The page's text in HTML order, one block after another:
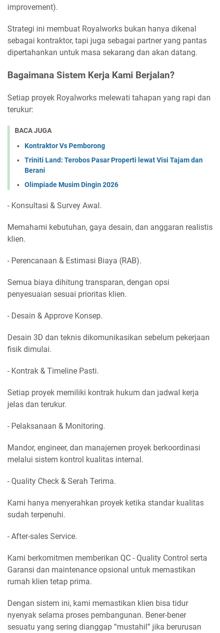
improvement).
Strategi ini membuat Royalworks bukan hanya dikenal
sebagai kontraktor, tapi juga sebagai partner yang pantas
dipertahankan untuk masa sekarang dan akan datang.
Bagaimana Sistem Kerja Kami Berjalan?
Setiap proyek Royalworks melewati tahapan yang rapi dan
terukur:
BACA JUGA
Kontraktor Vs Pemborong
Triniti Land: Terobos Pasar Properti lewat Visi Tajam dan
Berani
Olimpiade Musim Dingin 2026
- Konsultasi & Survey Awal.
Memahami kebutuhan, gaya desain, dan anggaran realistis
klien.
- Perencanaan & Estimasi Biaya (RAB).
Semua biaya dihitung transparan, dengan opsi
penyesuaian sesuai prioritas klien.
- Desain & Approve Konsep.
Desain 3D dan teknis dikomunikasikan sebelum pekerjaan
fisik dimulai.
- Kontrak & Timeline Pasti.
Setiap proyek memiliki kontrak hukum dan jadwal kerja
jelas dan terukur.
- Pelaksanaan & Monitoring.
Mandor, engineer, dan manajemen proyek berkoordinasi
melalui sistem kontrol kualitas internal.
- Quality Check & Serah Terima.
Kami hanya menyerahkan proyek ketika standar kualitas
sudah terpenuhi.
- After-sales Service.
Kami berkomitmen memberikan QC - Quality Control serta
Garansi dan maintenance opsional untuk memastikan
rumah klien tetap prima.
Dengan sistem ini, kami memastikan klien bisa tidur
nyenyak selama proses pembangunan. Bener-bener
sesuatu yang sering dianggap “mustahil” jika berurusan